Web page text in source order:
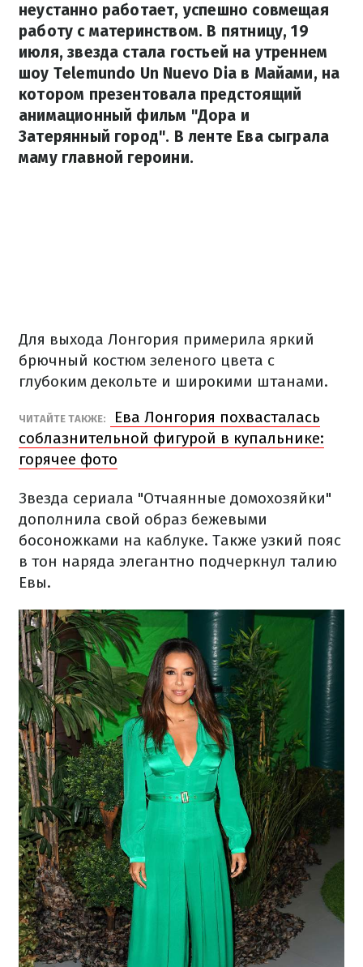
неустанно работает, успешно совмещая
работу с материнством. В пятницу, 19
июля, звезда стала гостьей на утреннем
шоу Telemundo Un Nuevo Dia в Майами, на
котором презентовала предстоящий
анимационный фильм "Дора и
Затерянный город". В ленте Ева сыграла
маму главной героини.
Для выхода Лонгория примерила яркий
брючный костюм зеленого цвета с
глубоким декольте и широкими штанами.
ЧИТАЙТЕ ТАКЖЕ:
Ева Лонгория похвасталась
соблазнительной фигурой в купальнике:
горячее фото
Звезда сериала "Отчаянные домохозяйки"
дополнила свой образ бежевыми
босоножками на каблуке. Также узкий пояс
в тон наряда элегантно подчеркнул талию
Евы.